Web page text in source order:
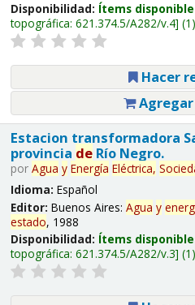
Disponibilidad: Ítems
topográfica: 621.374.5/A282/v.4
Hacer
Estacion transformadora
provincia deRío Negro.
por Agua y Energía Eléctrica,
Idioma: Español
Editor: Buenos Aires: Agua y
estado, 1988
Disponibilidad: Ítems
topográfica: 621.374.5/A282/v.3